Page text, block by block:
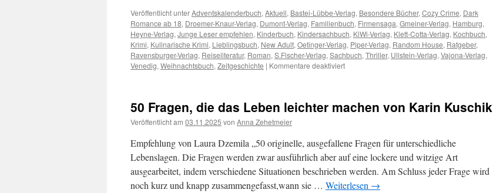
Veröffentlicht unterAdventskalenderbuch, Aktuell, Bastei-Lübbe-Verlag, Besondere Bücher, Cozy Crime, Dark
Romance ab 18, Droemer-Knaur-Verlag, Dumont-Verlag, Familienbuch, Firmensaga, Gmeiner-Verlag, Hamburg,
Heyne-Verlag, Junge Leser empfehlen, Kinderbuch, Kindersachbuch, KiWi-Verlag, Klett-Cotta-Verlag, Kochbuch,
Krimi, Kulinarische Krimi, Lieblingsbuch, New Adult, Oetinger-Verlag, Piper-Verlag, Random House, Ratgeber,
Ravensburger-Verlag, Reiseliteratur, Roman, S.Fischer-Verlag, Sachbuch, Thriller, Ullstein-Verlag, Vajona-Verlag,
Venedig, Weihnachtsbuch, Zeitgeschichte | Kommentare deaktiviertfür
November
50 Fragen, die das Leben leichter machen von Karin Kuschik
Veröffentlicht am 03.11.2025 von Anna Zehetmeier
Empfehlung von Laura Dzemila „50 originelle, ausgefallene Fragen für unterschiedliche
Lebenslagen. Die Fragen werden zwar ausführlich aber auf eine lockere und witzige Art
ausgearbeitet, indem verschiedene Situationen beschrieben werden. Am Schluss jeder Frage wird
noch kurz und knapp zusammengefasst,wann sie … Weiterlesen →